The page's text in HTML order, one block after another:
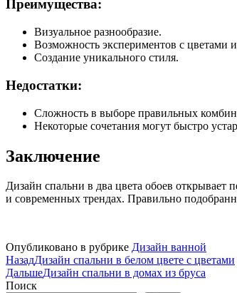
Преимущества:
Визуальное разнообразие.
Возможность экспериментов с цветами
Создание уникального стиля.
Недостатки:
Сложность в выборе правильных
Некоторые сочетания могут быстро
Заключение
Дизайн спальни в два цвета обоев открывает
и современных трендах. Правильно
Опубликовано в рубрике Дизайн ванной
НазадДизайн спальни в белом цвете с цветами
ДальшеДизайн спальни в домах из бруса
Поиск